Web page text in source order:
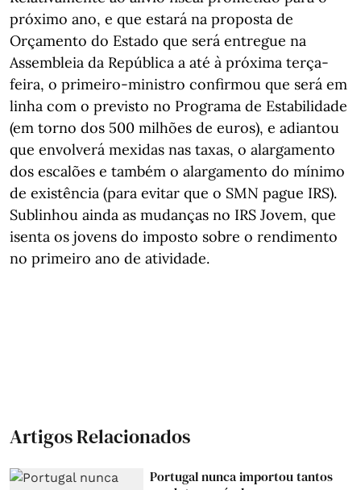
próximo ano, e que estará na proposta de
Orçamento do Estado que será entregue na
Assembleia da República a até à próxima terça-
feira, o primeiro-ministro confirmou que será em
linha com o previsto no Programa de Estabilidade
(em torno dos 500 milhões de euros), e adiantou
que envolverá mexidas nas taxas, o alargamento
dos escalões e também o alargamento do mínimo
de existência (para evitar que o SMN pague IRS).
Sublinhou ainda as mudanças no IRS Jovem, que
isenta os jovens do imposto sobre o rendimento
no primeiro ano de atividade.
Artigos Relacionados
Portugal nunca importou tantos